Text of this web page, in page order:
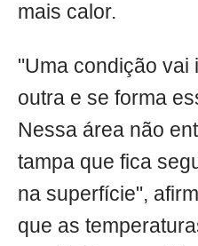
mais calor.
"Uma condição vai
outra e se forma
Nessa área não
tampa que fica
na superfície",
que as